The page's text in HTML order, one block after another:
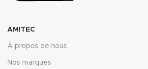
AMITEC
À propos de nous
Nos marques